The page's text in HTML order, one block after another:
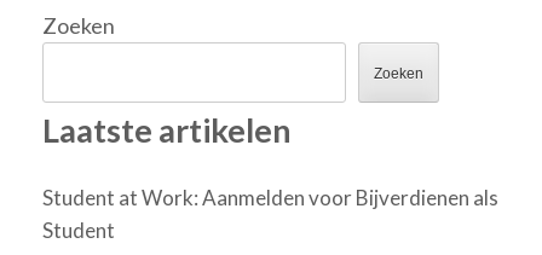
Zoeken
Zoeken
Laatste artikelen
Student at Work: Aanmelden voor Bijverdienen als
Student